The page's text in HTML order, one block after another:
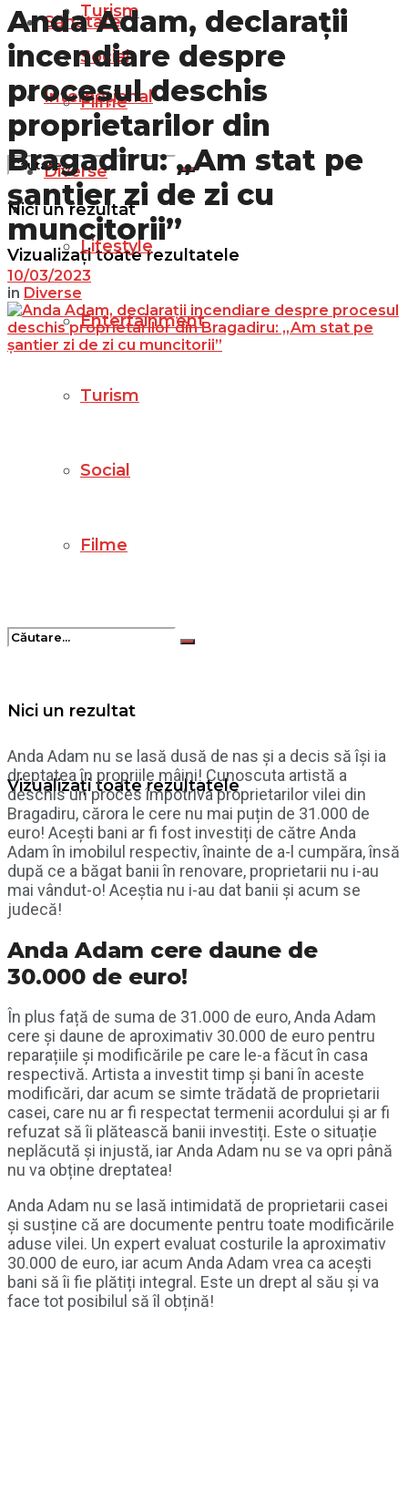
Turism
Social
Filme
Nici un rezultat
Vizualizați toate rezultatele
Sănătate
Internațional
Diverse
Lifestyle
Entertainment
Turism
Social
Filme
Nici un rezultat
Vizualizați toate rezultatele
Anda Adam, declarații
incendiare despre
procesul deschis
proprietarilor din
Bragadiru: „Am stat pe
șantier zi de zi cu
muncitorii”
10/03/2023
in Diverse
Anda Adam nu se lasă dusă de nas și a decis să își ia
dreptatea în propriile mâini! Cunoscuta artistă a
deschis un proces împotriva proprietarilor vilei din
Bragadiru, cărora le cere nu mai puțin de 31.000 de
euro! Acești bani ar fi fost investiți de către Anda
Adam în imobilul respectiv, înainte de a-l cumpăra, însă
după ce a băgat banii în renovare, proprietarii nu i-au
mai vândut-o! Aceștia nu i-au dat banii și acum se
judecă!
Anda Adam cere daune de
30.000 de euro!
În plus față de suma de 31.000 de euro, Anda Adam
cere și daune de aproximativ 30.000 de euro pentru
reparațiile și modificările pe care le-a făcut în casa
respectivă. Artista a investit timp și bani în aceste
modificări, dar acum se simte trădată de proprietarii
casei, care nu ar fi respectat termenii acordului și ar fi
refuzat să îi plătească banii investiți. Este o situație
neplăcută și injustă, iar Anda Adam nu se va opri până
nu va obține dreptatea!
Anda Adam nu se lasă intimidată de proprietarii casei
și susține că are documente pentru toate modificările
aduse vilei. Un expert evaluat costurile la aproximativ
30.000 de euro, iar acum Anda Adam vrea ca acești
bani să îi fie plătiți integral. Este un drept al său și va
face tot posibilul să îl obțină!